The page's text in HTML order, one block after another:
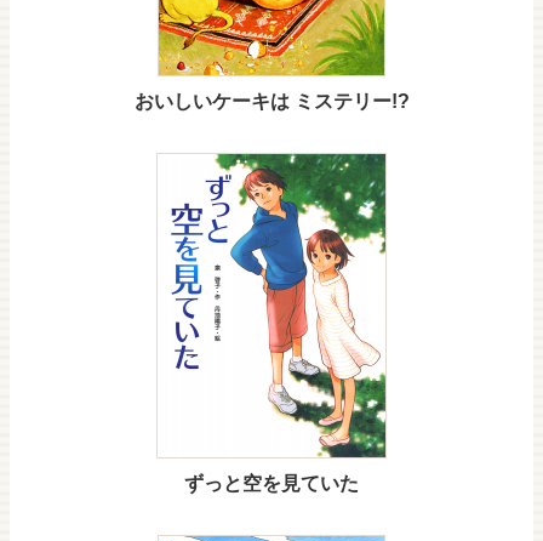
おいしいケーキは ミステリー!?
ずっと空を見ていた